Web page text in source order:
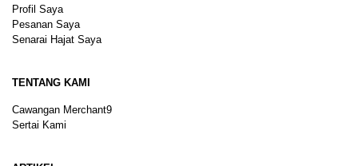
Profil Saya
Pesanan Saya
Senarai Hajat Saya
TENTANG KAMI
Cawangan Merchant9
Sertai Kami